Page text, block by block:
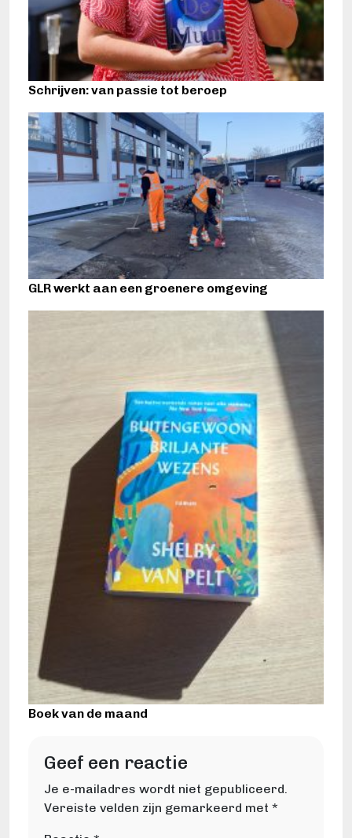
Schrijven: van passie tot beroep
GLR werkt aan een groenere omgeving
Boek van de maand
Geef een reactie
Je e-mailadres wordt niet gepubliceerd.
Vereiste velden zijn gemarkeerd met *